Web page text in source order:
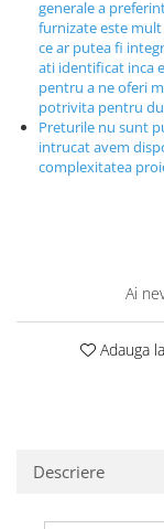
Foisoare si pergole
Rastel Biciclete
Banci
generale a
furnizate este
ce ar putea fi
ati identificat inca
pentru a ne oferi
potrivita pentru
Preturile nu sunt
intrucat avem
complexitatea
Ai
Adauga
Descriere